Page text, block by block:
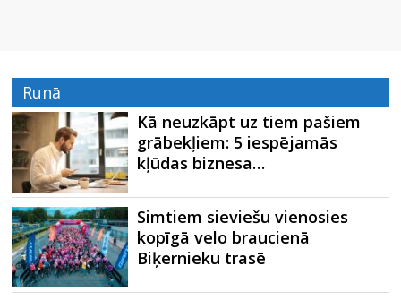
Runā
Kā neuzkāpt uz tiem pašiem
grābekļiem: 5 iespējamās
kļūdas biznesa…
Simtiem sieviešu vienosies
kopīgā velo braucienā
Biķernieku trasē